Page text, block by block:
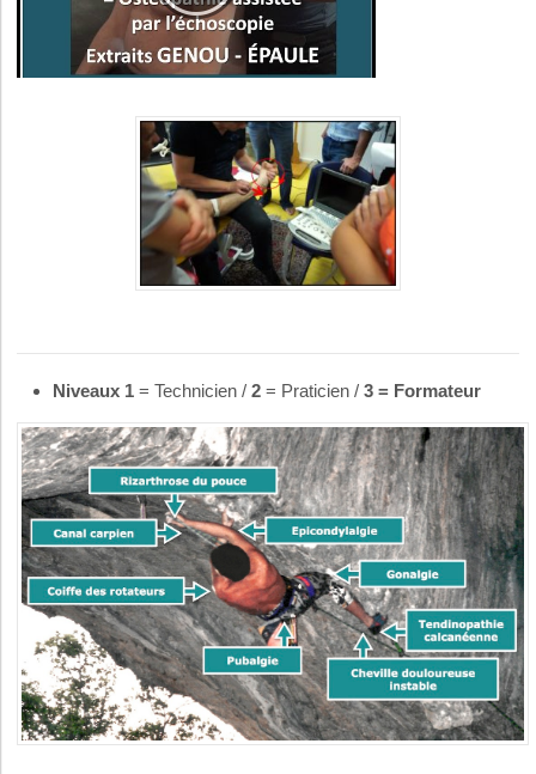
Niveaux 1 = Technicien / 2 = Praticien / 3 = Formateur